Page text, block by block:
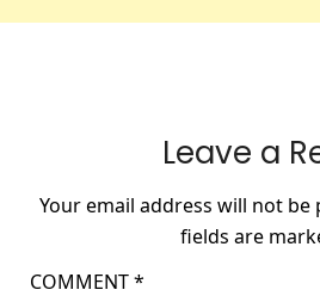
Leave a
Your email address will not be
fields are
COMMENT*